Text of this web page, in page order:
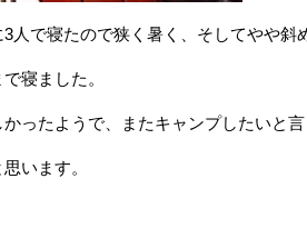
人で寝たので狭く暑く、そしてやや斜
寝ました。
ったようで、またキャンプしたいと
います。